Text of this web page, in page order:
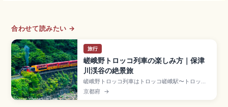
合わせて読みたい →
旅行
嵯峨野トロッコ列車の楽しみ方｜保津
川渓谷の絶景旅
嵯峨野トロッコ列車はトロッコ嵯峨駅〜トロッコ
亀岡駅約7.3kmを結ぶ観光列車で、保津川渓谷沿
いの絶景を約25分で楽しめる人気の観光列車で
京都府 →